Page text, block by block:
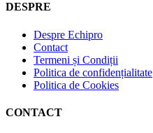
DESPRE
Despre Echipro
Contact
Termeni și Condiții
Politica de confidențialitate
Politica de Cookies
CONTACT